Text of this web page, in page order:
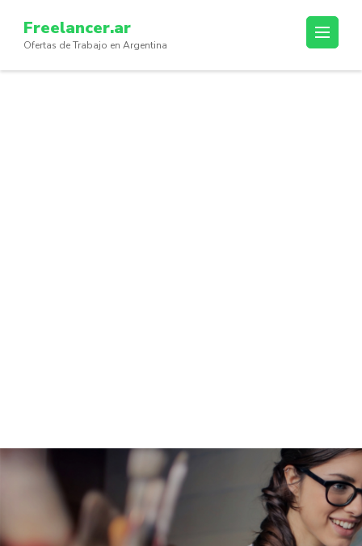
content
(Press
Freelancer.ar
Ofertas de Trabajo en Argentina